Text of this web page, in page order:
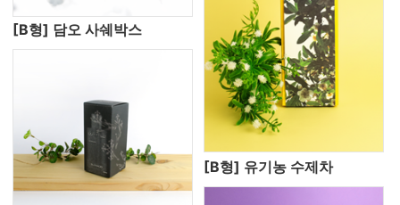
[B형] 담오 사쉐박스
[B형] 유기농 수제차